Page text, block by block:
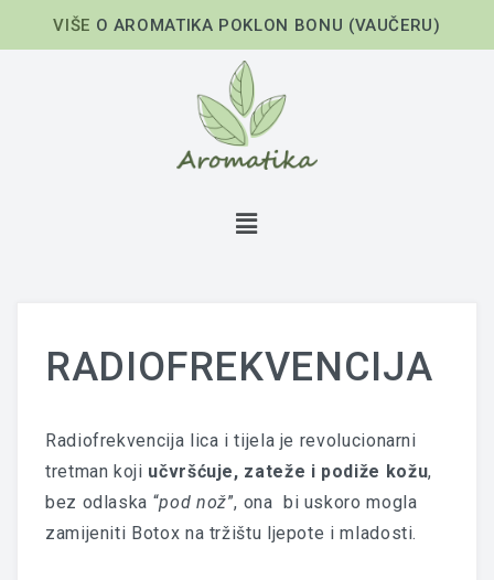
VIŠE O AROMATIKA POKLON BONU (VAUČERU)
RADIOFREKVENCIJA
Radiofrekvencija lica i tijela je revolucionarni
tretman koji učvršćuje, zateže i podiže kožu,
bez odlaska “pod nož”, ona bi uskoro mogla
zamijeniti Botox na tržištu ljepote i mladosti.